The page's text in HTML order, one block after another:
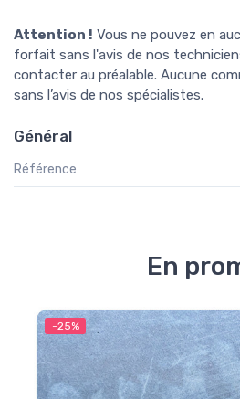
Attention ! Vous ne pouvez en
forfait sans l'avis de nos
contacter au préalable. Aucune
sans l’avis de nos spécialistes.
Général
Référence
En
-25%